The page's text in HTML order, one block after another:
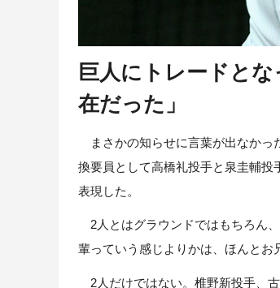
巨人にトレードと
在だった」
まさかの知らせに言葉が出なかっ
換要員として高橋礼投手と泉圭輔投
表現した。
2人とはグラウンドではもちろん
輩っていう感じよりかは、ほんとお
2人だけではない。椎野新投手、